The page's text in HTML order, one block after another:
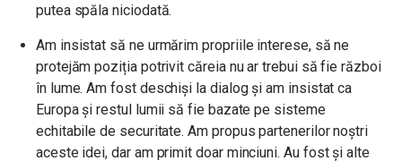
putea spăla niciodată.
Am insistat să ne urmărim propriile interese, să ne
protejăm poziția potrivit căreia nu ar trebui să fie război
în lume. Am fost deschiși la dialog și am insistat ca
Europa și restul lumii să fie bazate pe sisteme
echitabile de securitate. Am propus partenerilor noștri
aceste idei, dar am primit doar minciuni. Au fost și alte